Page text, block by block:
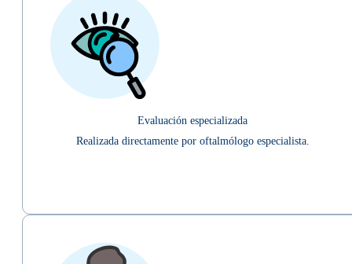
Evaluación especializada
Realizada directamente por oftalmólogo especialista.